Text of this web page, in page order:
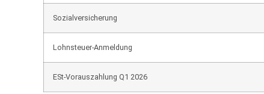
Sozialversicherung
Lohnsteuer-Anmeldung
ESt-Vorauszahlung Q1 2026